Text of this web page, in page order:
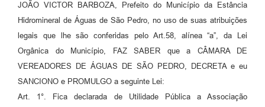
JOÃO VICTOR BARBOZA, Prefeito do Município da Estância
Hidromineral de Águas de São Pedro, no uso de suas atribuições
legais que lhe são conferidas pelo Art.58, alínea “a”, da Lei
Orgânica do Município, FAZ SABER que a CÂMARA DE
VEREADORES DE ÁGUAS DE SÃO PEDRO, DECRETA e eu
SANCIONO e PROMULGO a seguinte Lei:
Art. 1°. Fica declarada de Utilidade Pública a Associação